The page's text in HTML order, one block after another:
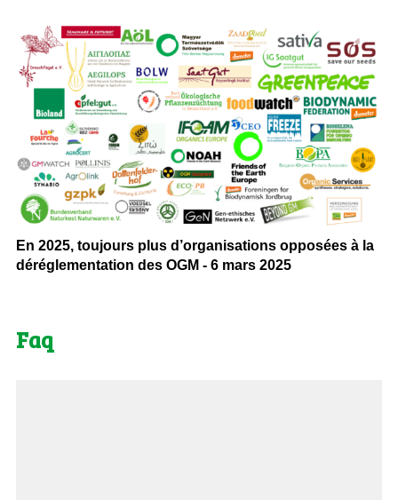
En 2025, toujours plus d’organisations opposées à la
déréglementation des OGM - 6 mars 2025
Faq